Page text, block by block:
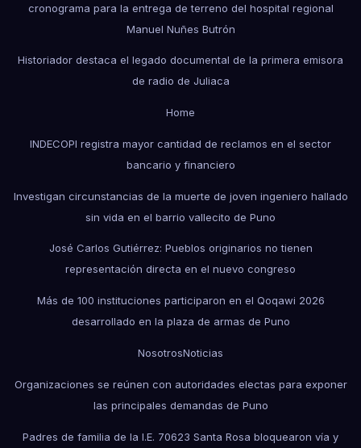
cronograma para la entrega de terreno del hospital regional
Manuel Nuñes Butrón
Historiador destaca el legado documental de la primera emisora
de radio de Juliaca
Home
INDECOPI registra mayor cantidad de reclamos en el sector
bancario y financiero
Investigan circunstancias de la muerte de joven ingeniero hallado
sin vida en el barrio vallecito de Puno
José Carlos Gutiérrez: Pueblos originarios no tienen
representación directa en el nuevo congreso
Más de 100 instituciones participaron en el Qoqawi 2026
desarrollado en la plaza de armas de Puno
NosotrosNoticias
Organizaciones se reúnen con autoridades electas para exponer
las principales demandas de Puno
Padres de familia de la I.E. 70623 Santa Rosa bloquearon vía y